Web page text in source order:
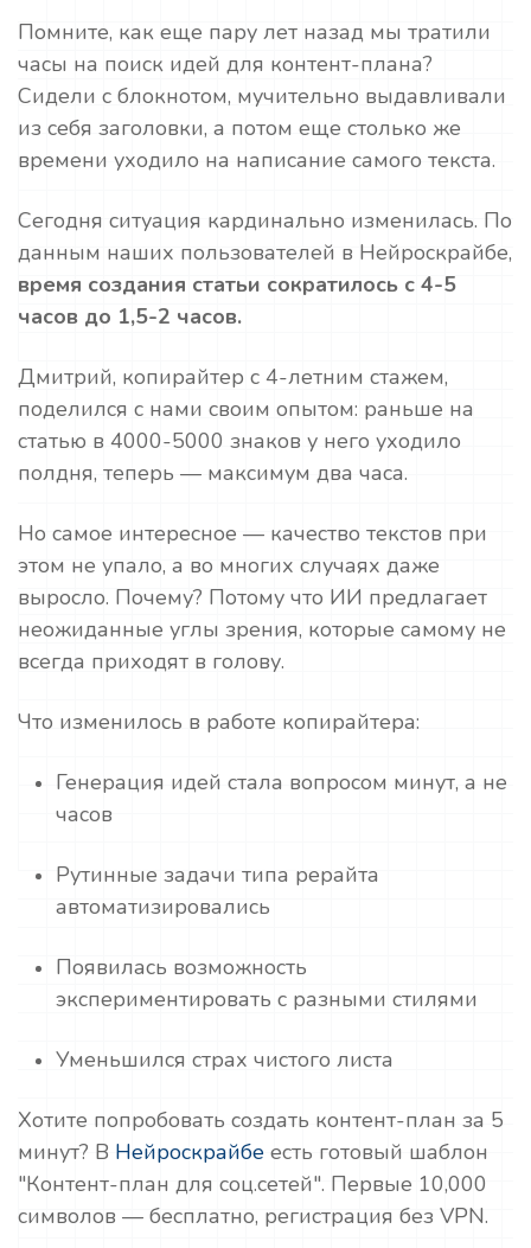
Помните, как еще пару лет назад мы тратили
часы на поиск идей для контент-плана?
Сидели с блокнотом, мучительно выдавливали
из себя заголовки, а потом еще столько же
времени уходило на написание самого текста.
Сегодня ситуация кардинально изменилась. По
данным наших пользователей в Нейроскрайбе,
время создания статьи сократилось с 4-5
часов до 1,5-2 часов.
Дмитрий, копирайтер с 4-летним стажем,
поделился с нами своим опытом: раньше на
статью в 4000-5000 знаков у него уходило
полдня, теперь — максимум два часа.
Но самое интересное — качество текстов при
этом не упало, а во многих случаях даже
выросло. Почему? Потому что ИИ предлагает
неожиданные углы зрения, которые самому не
всегда приходят в голову.
Что изменилось в работе копирайтера:
Генерация идей стала вопросом минут, а не
часов
Рутинные задачи типа рерайта
автоматизировались
Появилась возможность
экспериментировать с разными стилями
Уменьшился страх чистого листа
Хотите попробовать создать контент-план за 5
минут? В Нейроскрайбе есть готовый шаблон
"Контент-план для соц.сетей". Первые 10,000
символов — бесплатно, регистрация без VPN.